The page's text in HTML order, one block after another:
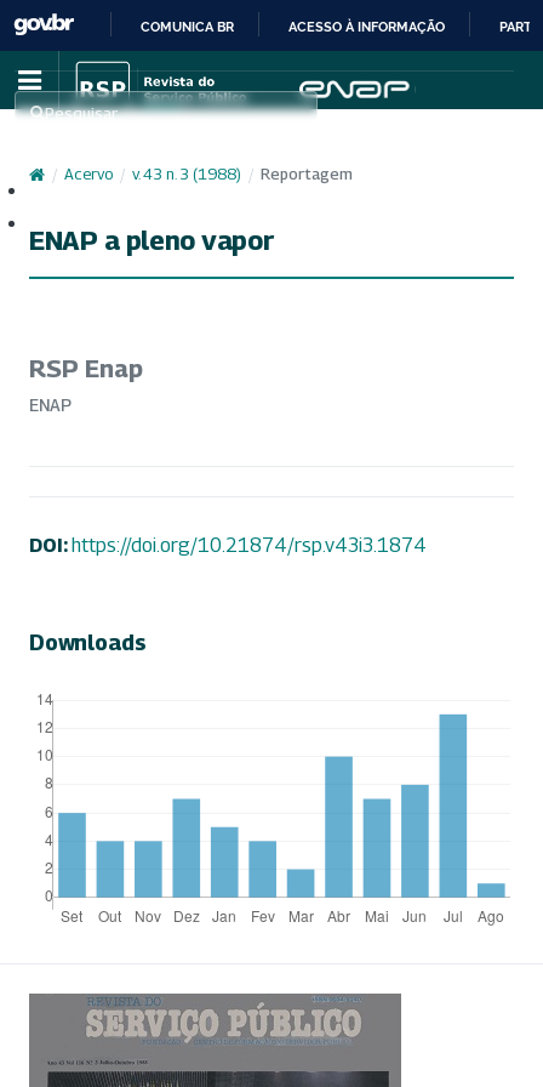
IR
PARA
CONTEÚDO
COMUNICA BR ACESSO À INFORMAÇÃO
Pesquisar
/ Acervo / v. 43 n. 3 (1988) / Reportagem
ENAP a pleno vapor
RSP Enap
ENAP
DOI:https://doi.org/10.21874/rsp.v43i3.1874
Downloads